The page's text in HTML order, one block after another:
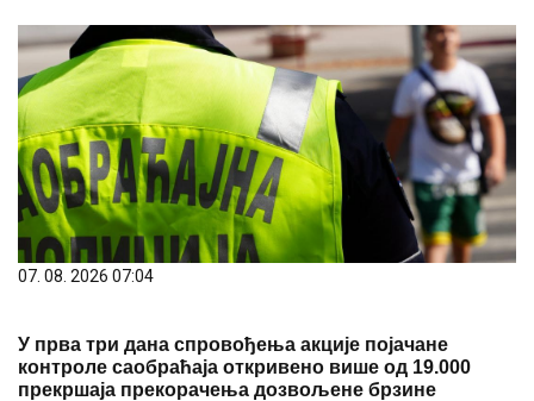
07. 08. 2026 07:04
У прва три дана спровођења акције појачане
контроле саобраћаја откривено више од 19.000
прекршаја прекорачења дозвољене брзине